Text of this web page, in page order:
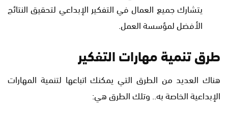
يتشارك جميع العمال في التفكير الإبداعي لتحقيق النتائج
الأفضل لمؤسسة العمل.
طرق تنمية مهارات التفكير
هناك العديد من الطرق التي يمكنك اتباعها لتنمية المهارات
الإبداعية الخاصة به.. وتلك الطرق هي: